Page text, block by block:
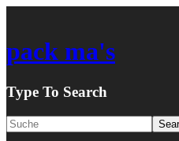
pack ma's
Type To Search